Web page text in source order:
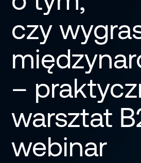
czy
–
warsztat
webinar